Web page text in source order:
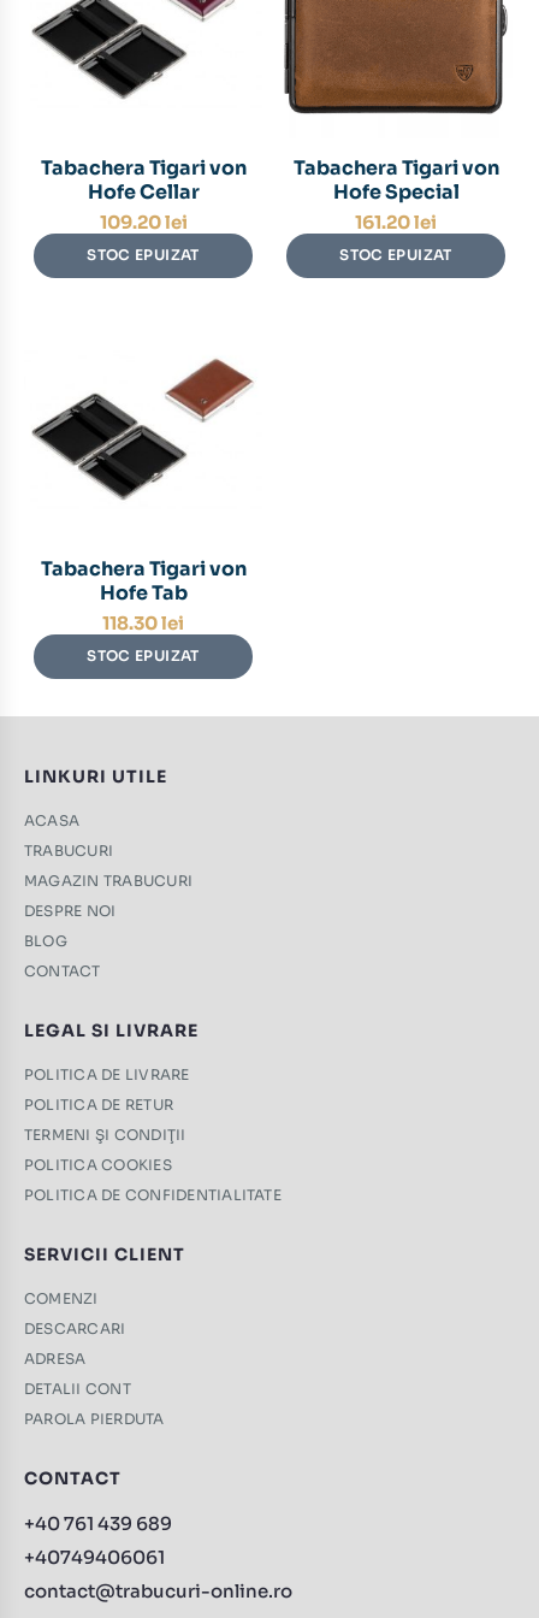
Tabachera Tigari von
Hofe Cellar
109.20lei
STOC EPUIZAT
Tabachera Tigari von
Hofe Special
161.20lei
STOC EPUIZAT
Tabachera Tigari von
Hofe Tab
118.30lei
STOC EPUIZAT
LINKURI UTILE
ACASA
TRABUCURI
MAGAZIN TRABUCURI
DESPRE NOI
BLOG
CONTACT
LEGAL SI LIVRARE
POLITICA DE LIVRARE
POLITICA DE RETUR
TERMENI ŞI CONDIŢII
POLITICA COOKIES
POLITICA DE CONFIDENTIALITATE
SERVICII CLIENT
COMENZI
DESCARCARI
ADRESA
DETALII CONT
PAROLA PIERDUTA
CONTACT
+40 761 439 689
+40749406061
contact@trabucuri-online.ro